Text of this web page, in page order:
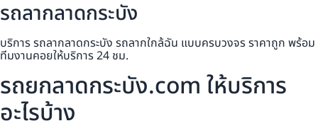
รถลากลาดกระบัง
บริการ รถลากลาดกระบัง รถลากใกล้ฉัน แบบครบวงจร ราคาถูก พร้อม
ทีมงานคอยให้บริการ 24 ชม.
รถยกลาดกระบัง.com ให้บริการ
อะไรบ้าง